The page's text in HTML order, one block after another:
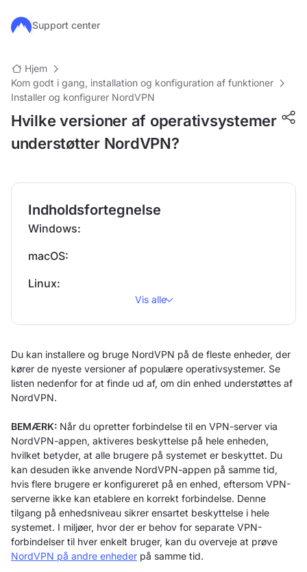
Gå til hovedindhold
Support center
Hjem
Kom godt i gang, installation og konfiguration af funktioner
Installer og konfigurer NordVPN
Hvilke versioner af operativsystemer
understøtter NordVPN?
Indholdsfortegnelse
Windows:
macOS:
Linux:
Vis alle
Du kan installere og bruge NordVPN på de fleste enheder, der
kører de nyeste versioner af populære operativsystemer. Se
listen nedenfor for at finde ud af, om din enhed understøttes af
NordVPN.
BEMÆRK: Når du opretter forbindelse til en VPN-server via
NordVPN-appen, aktiveres beskyttelse på hele enheden,
hvilket betyder, at alle brugere på systemet er beskyttet. Du
kan desuden ikke anvende NordVPN-appen på samme tid,
hvis flere brugere er konfigureret på en enhed, eftersom VPN-
serverne ikke kan etablere en korrekt forbindelse. Denne
tilgang på enhedsniveau sikrer ensartet beskyttelse i hele
systemet. I miljøer, hvor der er behov for separate VPN-
forbindelser til hver enkelt bruger, kan du overveje at prøve
NordVPN på andre enheder på samme tid.